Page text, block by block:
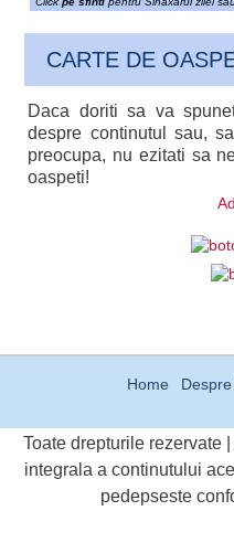
CARTE DE
Daca doriti sa va
despre continutul sau,
preocupa, nu ezitati sa
oaspeti!
Home
Toate drepturile rezervate
integrala a continutului
pedepseste